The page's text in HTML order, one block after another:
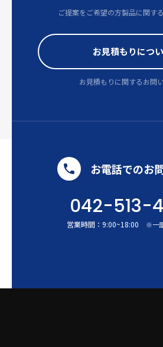
ご提案をご希望の方製品に関す
お見積もりにつ
お見積もりに関するお問
お電話でのお
042-513-
営業時間： 9:00~18:00 ※一